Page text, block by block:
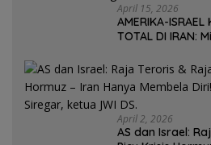
April 15, 2026
AMERIKA-ISRAEL
TOTAL DI IRAN:
Basri Siregar.
April 2, 2026
AS dan Israel: